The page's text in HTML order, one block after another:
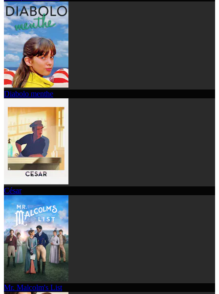
Diabolo menthe
César
Mr. Malcolm's List